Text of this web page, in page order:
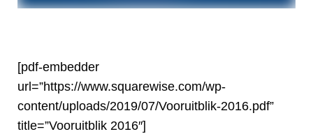
[pdf-embedder
url=”https://www.squarewise.com/wp-
content/uploads/2019/07/Vooruitblik-2016.pdf”
title=”Vooruitblik 2016″]